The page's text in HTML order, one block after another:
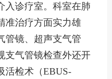
入诊疗室。科室在肺
准治疗方面实力雄
管镜、超声支气管
支气管镜检查外还开
活检术（EBUS-